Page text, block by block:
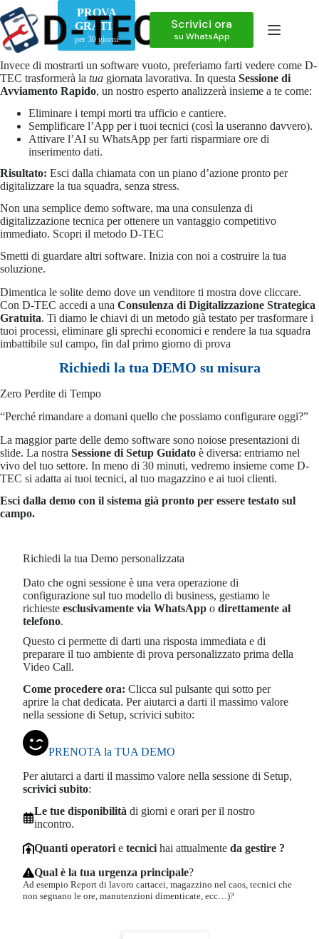
Salta
al
contenuto
PROVA
GRATIS
per 30 giorni
Scrivici ora
su WhatsApp
Non la solita demo, ma un Setup guidato per la tua Azienda.
Invece di mostrarti un software vuoto, preferiamo farti vedere come D-
TEC trasformerà la tua giornata lavorativa. In questa Sessione di
Avviamento Rapido, un nostro esperto analizzerà insieme a te come:
Eliminare i tempi morti tra ufficio e cantiere.
Semplificare l’App per i tuoi tecnici (così la useranno davvero).
Attivare l’AI su WhatsApp per farti risparmiare ore di
inserimento dati.
Risultato: Esci dalla chiamata con un piano d’azione pronto per
digitalizzare la tua squadra, senza stress.
Non una semplice demo software, ma una consulenza di
digitalizzazione tecnica per ottenere un vantaggio competitivo
immediato. Scopri il metodo D-TEC
Smetti di guardare altri software. Inizia con noi a costruire la tua
soluzione.
Dimentica le solite demo dove un venditore ti mostra dove cliccare.
Con D-TEC accedi a una Consulenza di Digitalizzazione Strategica
Gratuita. Ti diamo le chiavi di un metodo già testato per trasformare i
tuoi processi, eliminare gli sprechi economici e rendere la tua squadra
imbattibile sul campo, fin dal primo giorno di prova
Richiedi la tua DEMO su misura
Zero Perdite di Tempo
“Perché rimandare a domani quello che possiamo configurare oggi?”
La maggior parte delle demo software sono noiose presentazioni di
slide. La nostra Sessione di Setup Guidato è diversa: entriamo nel
vivo del tuo settore. In meno di 30 minuti, vedremo insieme come D-
TEC si adatta ai tuoi tecnici, al tuo magazzino e ai tuoi clienti.
Esci dalla demo con il sistema già pronto per essere testato sul
campo.
Richiedi la tua Demo personalizzata
Dato che ogni sessione è una vera operazione di
configurazione sul tuo modello di business, gestiamo le
richieste esclusivamente via WhatsApp o direttamente al
telefono.
Questo ci permette di darti una risposta immediata e di
preparare il tuo ambiente di prova personalizzato prima della
Video Call.
Come procedere ora: Clicca sul pulsante qui sotto per
aprire la chat dedicata. Per aiutarci a darti il massimo valore
nella sessione di Setup, scrivici subito:
PRENOTA la TUA DEMO
Per aiutarci a darti il massimo valore nella sessione di Setup,
scrivici subito:
Le tue disponibilità di giorni e orari per il nostro
incontro.
Quanti operatori e tecnici hai attualmente da gestire ?
Qual è la tua urgenza principale?
Ad esempio Report di lavoro cartacei, magazzino nel caos, tecnici che
non segnano le ore, manutenzioni dimenticate, ecc…)?